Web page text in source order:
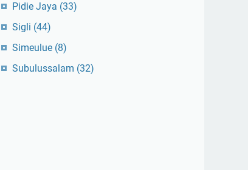
Pidie Jaya (33)
Sigli (44)
Simeulue (8)
Subulussalam (32)